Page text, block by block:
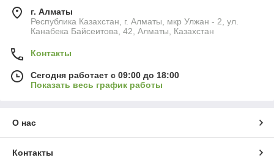
г. Алматы
Республика Казахстан, г. Алматы, мкр Улжан - 2, ул.
Канабека Байсеитова, 42, Алматы, Казахстан
Контакты
Сегодня работает с 09:00 до 18:00
Показать весь график работы
О нас
Контакты